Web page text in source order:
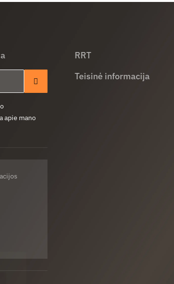
Prenumeruoti
apie mano
RRT
Teisinė informacija